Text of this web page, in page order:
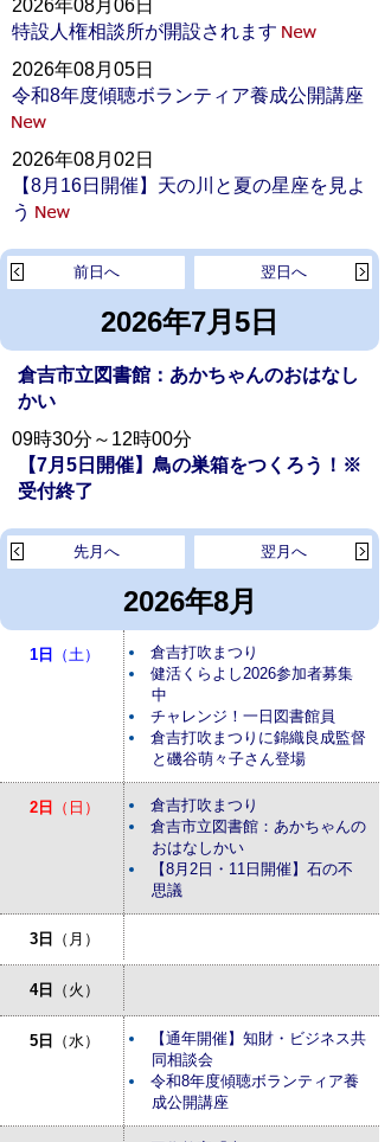
2026年08月06日
特設人権相談所が開設されます
2026年08月05日
令和8年度傾聴ボランティア養成公開講座
2026年08月02日
【8月16日開催】天の川と夏の星座を見よ
う
2026年7月5日
翌日へ
前日へ
倉吉市立図書館：あかちゃんのおはなし
かい
09時30分～12時00分
【7月5日開催】鳥の巣箱をつくろう！※
受付終了
2026年8月
翌月へ
先月へ
1日 （土）
倉吉打吹まつり
健活くらよし2026参加者募集
中
チャレンジ！一日図書館員
倉吉打吹まつりに錦織良成監督
と磯谷萌々子さん登場
2日 （日）
倉吉打吹まつり
倉吉市立図書館：あかちゃんの
おはなしかい
【8月2日・11日開催】石の不
思議
3日 （月）
4日 （火）
5日 （水）
【通年開催】知財・ビジネス共
同相談会
令和8年度傾聴ボランティア養
成公開講座